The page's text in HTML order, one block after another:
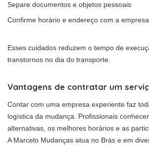
Separe documentos e objetos pessoais
Confirme horário e endereço com a empresa
Esses cuidados reduzem o tempo de
transtornos no dia do transporte.
Vantagens de contratar um
Contar com uma empresa experiente faz
logística da mudança. Profissionais
alternativas, os melhores horários e as
A Marcelo Mudanças atua no Brás e em